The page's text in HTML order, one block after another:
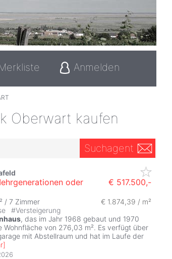
Anmelden
Oberwart kaufen
Suchagent
oder
€ 517.500,-
/ 7 Zimmer
€ 1.874,39 / m²
#Versteigerung
, das im Jahr 1968 gebaut und 1970
von 276,03 m². Es verfügt über
mit Abstellraum und hat im Laufe der
]